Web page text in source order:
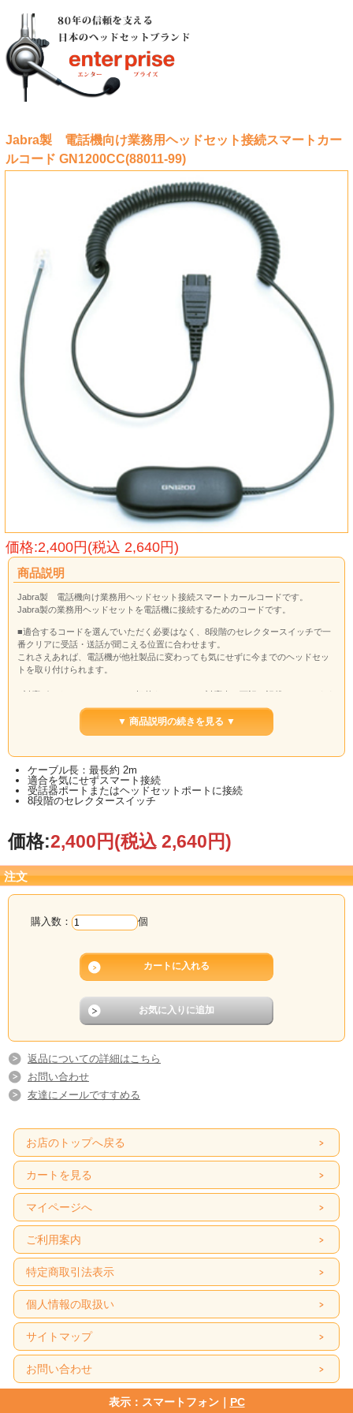
Jabra製 電話機向け業務用ヘッドセット接続スマートカー
ルコード GN1200CC(88011-99)
価格:2,400円(税込 2,640円)
商品説明
Jabra製 電話機向け業務用ヘッドセット接続スマートカールコードです。
Jabra製の業務用ヘッドセットを電話機に接続するためのコードです。
■適合するコードを選んでいただく必要はなく、8段階のセレクタースイッチで一
番クリアに受話・送話が聞こえる位置に合わせます。
これさえあれば、電話機が他社製品に変わっても気にせずに今までのヘッドセッ
トを取り付けられます。
■対応ビジネスホンメーカーと切替えスイッチの対応表は下記に記載しております
のでご参考ください。
■カートに入れる際は数量を入力して「カゴに入れる」ボタンをクリックしてくだ
▼ 商品説明の続きを見る ▼
ケーブル長：最長約 2m
適合を気にせずスマート接続
受話器ポートまたはヘッドセットポートに接続
8段階のセレクタースイッチ
価格:2,400円(税込 2,640円)
注文
購入数： 個
返品についての詳細はこちら
お問い合わせ
友達にメールですすめる
お店のトップへ戻る
カートを見る
マイページへ
ご利用案内
特定商取引法表示
個人情報の取扱い
サイトマップ
お問い合わせ
表示：スマートフォン｜ PC